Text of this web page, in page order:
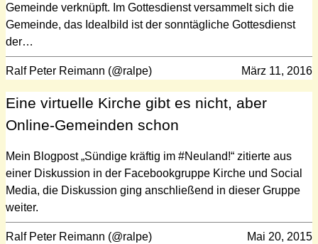
Gemeinde verknüpft. Im Gottesdienst versammelt sich die
Gemeinde, das Idealbild ist der sonntägliche Gottesdienst
der…
Ralf Peter Reimann (@ralpe) März 11, 2016
Eine virtuelle Kirche gibt es nicht, aber
Online-Gemeinden schon
Mein Blogpost „Sündige kräftig im #Neuland!“ zitierte aus
einer Diskussion in der Facebookgruppe Kirche und Social
Media, die Diskussion ging anschließend in dieser Gruppe
weiter.
Ralf Peter Reimann (@ralpe) Mai 20, 2015